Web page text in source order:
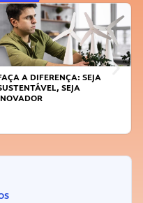
A DIFERENÇA: SEJA
SEJA